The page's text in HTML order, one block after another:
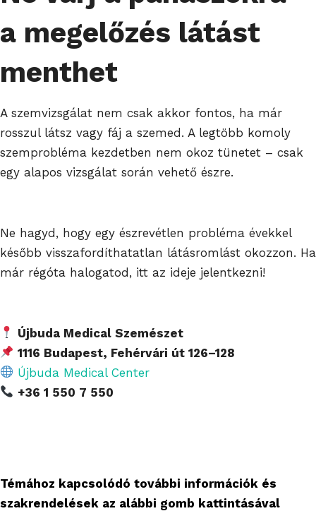
a megelőzés látást
menthet
A szemvizsgálat nem csak akkor fontos, ha már
rosszul látsz vagy fáj a szemed. A legtöbb komoly
szemprobléma kezdetben nem okoz tünetet – csak
egy alapos vizsgálat során vehető észre.
Ne hagyd, hogy egy észrevétlen probléma évekkel
később visszafordíthatatlan látásromlást okozzon. Ha
már régóta halogatod, itt az ideje jelentkezni!
Újbuda Medical Szemészet
1116 Budapest, Fehérvári út 126–128
Újbuda Medical Center
+36 1 550 7 550
Témához kapcsolódó további információk és
szakrendelések az alábbi gomb kattintásával